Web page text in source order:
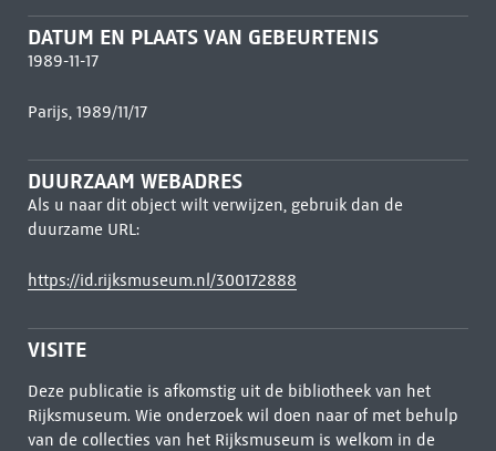
DATUM EN PLAATS VAN GEBEURTENIS
1989-11-17
Parijs, 1989/11/17
DUURZAAM WEBADRES
Als u naar dit object wilt verwijzen, gebruik dan de
duurzame URL:
https://id.rijksmuseum.nl/300172888
VISITE
Deze publicatie is afkomstig uit de bibliotheek van het
Rijksmuseum. Wie onderzoek wil doen naar of met behulp
van de collecties van het Rijksmuseum is welkom in de